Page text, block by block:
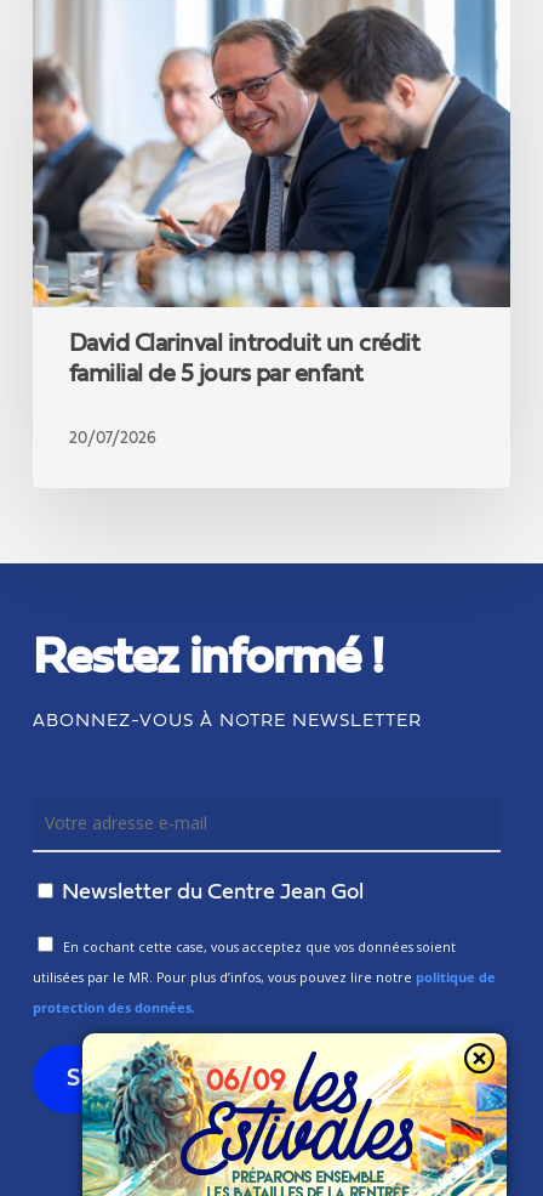
introduit
un
crédit
familial
de
5
jours
par
enfant
David Clarinval introduit un crédit
familial de 5 jours par enfant
20/07/2026
Restez informé !
ABONNEZ-VOUS À NOTRE NEWSLETTER
Newsletter du Centre Jean Gol
En cochant cette case, vous acceptez que vos données soient
utilisées par le MR. Pour plus d’infos, vous pouvez lire notre politique de
protection des données.